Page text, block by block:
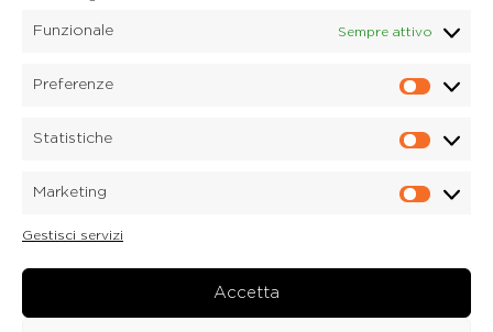
Funzionale Sempre attivo
Preferenze
Statistiche
Marketing
Gestisci servizi
Accetta
S. Stefano di Cadore
32045 S. Stefano di Cadore - Comelico (BL)
32040 Candide di Comelico Superiore (BL)
E-mail. candide@dolomitica.it
Laboratorio Marmi